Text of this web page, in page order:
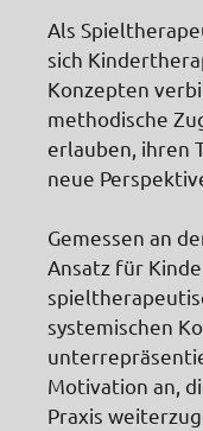
Als
sich
Konzepten
methodische
erlauben, ihren
neue
Gemessen an
Ansatz für
systemischen
Motivation an,
Praxis